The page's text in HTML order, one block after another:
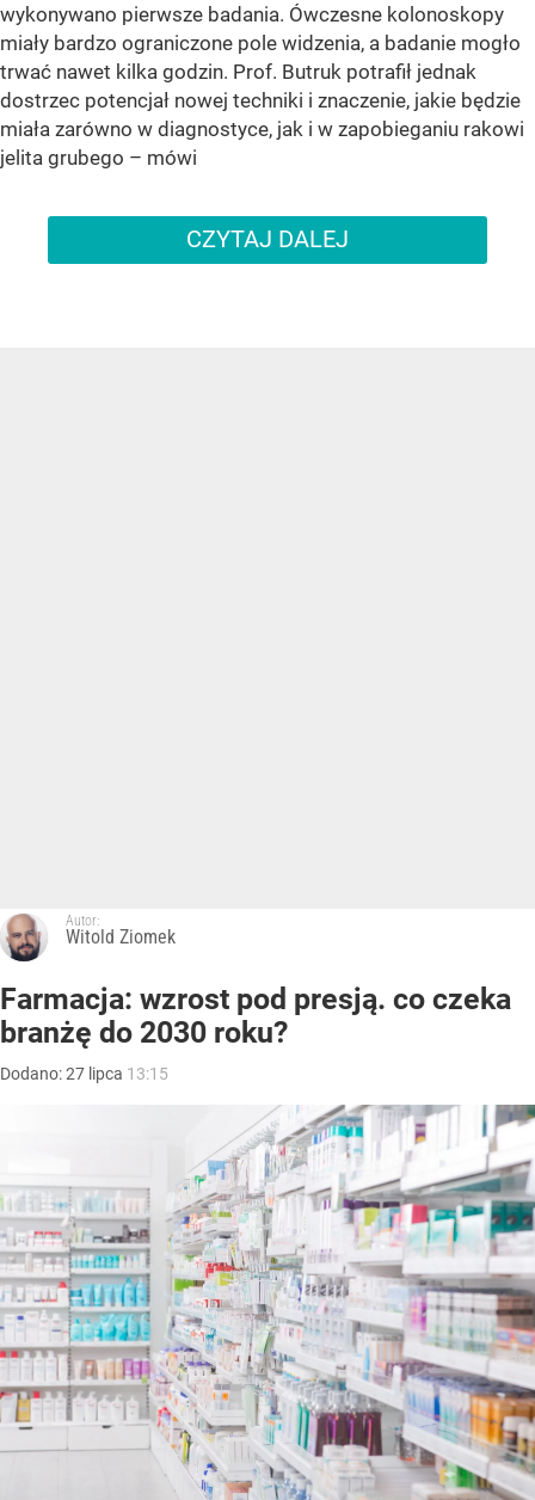
wykonywano pierwsze badania. Ówczesne kolonoskopy
miały bardzo ograniczone pole widzenia, a badanie mogło
trwać nawet kilka godzin. Prof. Butruk potrafił jednak
dostrzec potencjał nowej techniki i znaczenie, jakie będzie
miała zarówno w diagnostyce, jak i w zapobieganiu rakowi
jelita grubego – mówi
CZYTAJ DALEJ
Autor:
Witold Ziomek
Farmacja: wzrost pod presją. co czeka
branżę do 2030 roku?
Dodano:27 lipca 13:15